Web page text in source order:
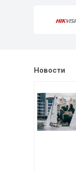
Новости